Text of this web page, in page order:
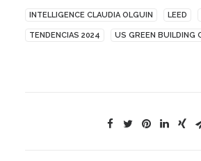
INTELLIGENCE CLAUDIA OLGUIN LEED
TENDENCIAS 2024 US GREEN BUILDING